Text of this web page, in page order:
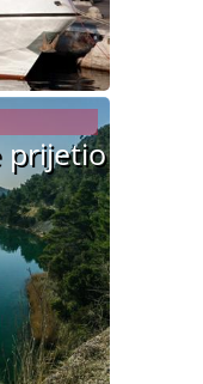
prijetio